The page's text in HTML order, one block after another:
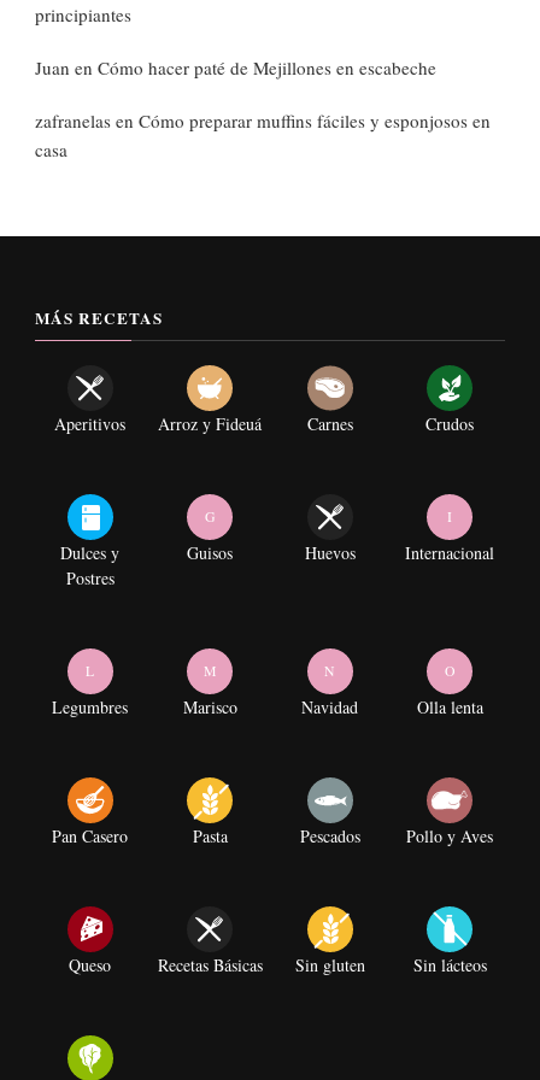
principiantes
Juan en Cómo hacer paté de Mejillones en escabeche
zafranelas en Cómo preparar muffins fáciles y esponjosos en
casa
MÁS RECETAS
Aperitivos Arroz y Fideuá Carnes Crudos
Dulces y
Postres
G
Guisos Huevos
I
Internacional
L
Legumbres
M
Marisco
N
Navidad
O
Olla lenta
Pan Casero Pasta Pescados Pollo y Aves
Queso Recetas Básicas Sin gluten Sin lácteos